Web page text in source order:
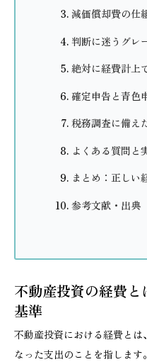
減価償却費の仕
判断に迷うグレ
絶対に経費計上
確定申告と青色
税務調査に備え
よくある質問と
まとめ：正しい
参考文献・出典
不動産投資の経費
基準
不動産投資における経費と
なった支出のことを指しま